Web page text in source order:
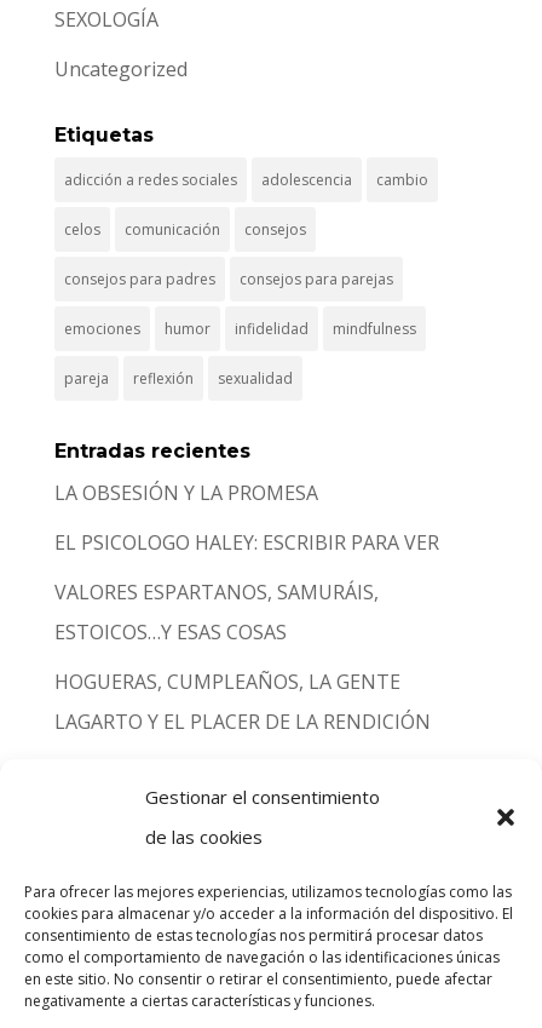
Gestionar el consentimiento
de las cookies
Para ofrecer las mejores experiencias, utilizamos tecnologías como las
cookies para almacenar y/o acceder a la información del dispositivo. El
consentimiento de estas tecnologías nos permitirá procesar datos
como el comportamiento de navegación o las identificaciones únicas
en este sitio. No consentir o retirar el consentimiento, puede afectar
negativamente a ciertas características y funciones.
SEXOLOGÍA
Uncategorized
Etiquetas
adicción a redes sociales adolescencia cambio
celos comunicación consejos
consejos para padres consejos para parejas
emociones humor infidelidad mindfulness
pareja reflexión sexualidad
Entradas recientes
LA OBSESIÓN Y LA PROMESA
EL PSICOLOGO HALEY: ESCRIBIR PARA VER
VALORES ESPARTANOS, SAMURÁIS,
ESTOICOS…Y ESAS COSAS
HOGUERAS, CUMPLEAÑOS, LA GENTE
LAGARTO Y EL PLACER DE LA RENDICIÓN
SER AMADO
INICIO INDIVIDUAL
COACHING
REDACCIÓN
FORMACIÓN
QUIÉN SOY